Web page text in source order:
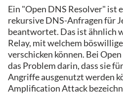
Ein "Open DNS Resolver" ist
rekursive DNS-Anfragen für
beantwortet. Das ist ähnlich
Relay, mit welchem
verschicken können. Bei
das Problem darin, dass sie
Angriffe ausgenutzt werden
Amplification Attack